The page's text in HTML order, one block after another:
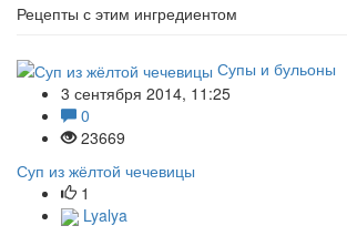
Рецепты с этим ингредиентом
Супы и бульоны
3 сентября 2014, 11:25
0
23669
Суп из жёлтой чечевицы
1
Lyalya